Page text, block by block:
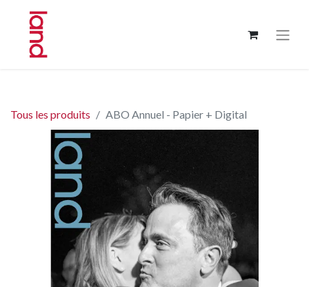
Tous les produits ABO Annuel - Papier + Digital